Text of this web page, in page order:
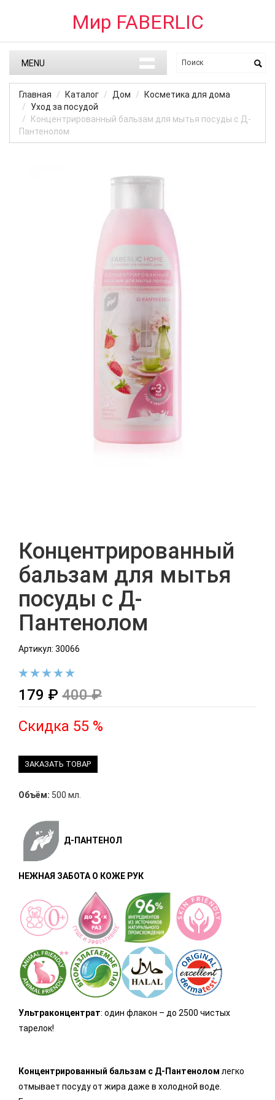
Мир FABERLIC
MENU
Главная Каталог Дом
Косметика для дома
Уход за посудой
Концентрированный бальзам для мытья посуды с Д-
Пантенолом
Концентрированный
бальзам для мытья
посуды с Д-
Пантенолом
Артикул: 30066
179 ₽ 400 ₽
Скидка 55 %
ЗАКАЗАТЬ ТОВАР
Объём: 500 мл.
Д-ПАНТЕНОЛ
НЕЖНАЯ ЗАБОТА О КОЖЕ РУК
Ультраконцентрат: один флакон – до 2500 чистых
тарелок!
Концентрированный бальзам с Д-Пантенолом легко
отмывает посуду от жира даже в холодной воде.